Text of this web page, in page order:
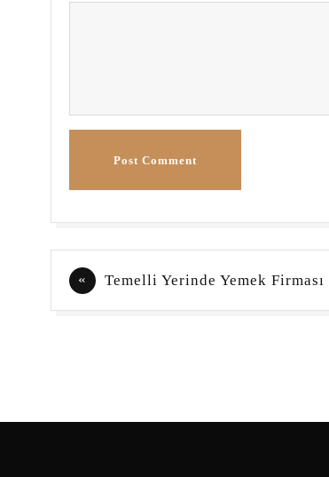
Post Comment
Yazı
gezinmesi
Temelli Yerinde Yemek Firması